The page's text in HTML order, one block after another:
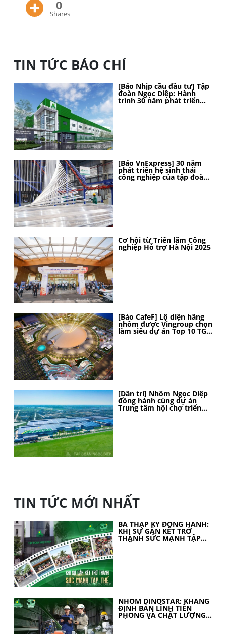
0
Shares
TIN TỨC BÁO CHÍ
[Báo Nhịp cầu đầu tư] Tập
đoàn Ngọc Diệp: Hành
trình 30 năm phát triển
[Báo VnExpress] 30 năm
phát triển hệ sinh thái
công nghiệp của tập đoàn
Cơ hội từ Triển lãm Công
nghiệp Hỗ trợ Hà Nội 2025
[Báo CafeF] Lộ diện hãng
nhôm được Vingroup chọn
làm siêu dự án Top 10 TG,
[Dân trí] Nhôm Ngọc Diệp
đồng hành cùng dự án
Trung tâm hội chợ triển
TIN TỨC MỚI NHẤT
BA THẬP KỶ ĐỒNG HÀNH:
KHI SỰ GẮN KẾT TRỞ
THÀNH SỨC MẠNH TẬP
NHÔM DINOSTAR: KHẲNG
ĐỊNH BẢN LĨNH TIÊN
PHONG VÀ CHẤT LƯỢNG